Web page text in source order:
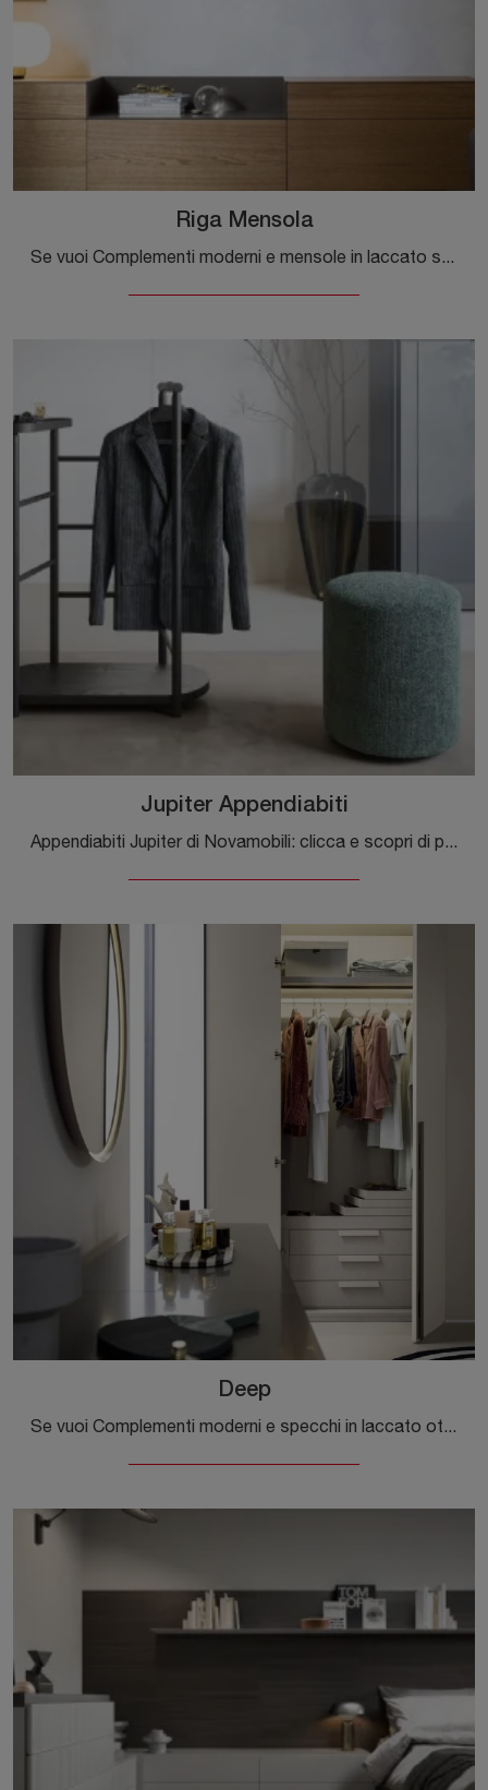
Riga Mensola
Se vuoi Complementi moderni e mensole in laccato scopri di più sul modello Riga Mensola della marca Novamobili.
Jupiter Appendiabiti
Appendiabiti Jupiter di Novamobili: clicca e scopri di più sui Complementi e appendiabiti moderni in legno del rinomato brand!
Deep
Se vuoi Complementi moderni e specchi in laccato ottieni informazioni sul modello Deep del marchio Novamobili.